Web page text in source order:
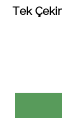
Tek